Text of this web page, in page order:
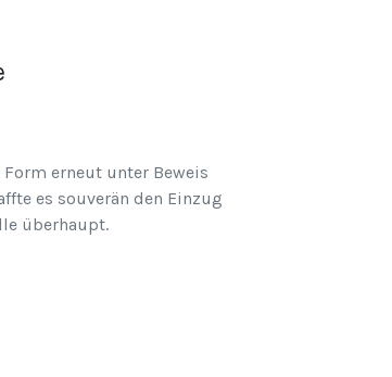
erneut unter Beweis
es souverän den Einzug
überhaupt.